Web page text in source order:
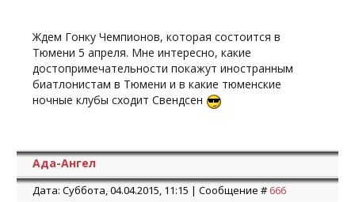
Ждем Гонку Чемпионов, которая состоится в
Тюмени 5 апреля. Мне интересно, какие
достопримечательности покажут иностранным
биатлонистам в Тюмени и в какие тюменские
ночные клубы сходит Свендсен
Ада-Ангел
Дата: Суббота, 04.04.2015, 11:15 | Сообщение # 666